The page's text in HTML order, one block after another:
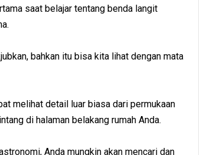
saat belajar tentang benda langit
bahkan itu bisa kita lihat dengan mata
melihat detail luar biasa dari permukaan
di halaman belakang rumah Anda.
Anda mungkin akan mencari dan